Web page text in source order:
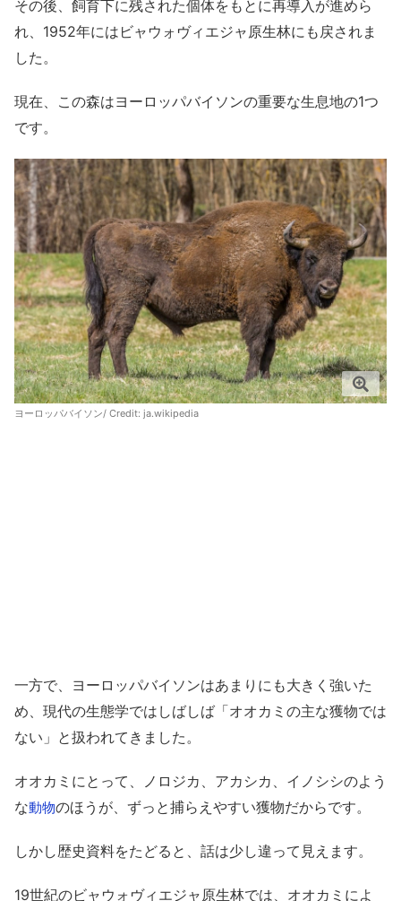
その後、飼育下に残された個体をもとに再導入が進めら
れ、1952年にはビャウォヴィエジャ原生林にも戻されま
した。
現在、この森はヨーロッパバイソンの重要な生息地の1つ
です。
ヨーロッパバイソン/ Credit: ja.wikipedia
一方で、ヨーロッパバイソンはあまりにも大きく強いた
め、現代の生態学ではしばしば「オオカミの主な獲物では
ない」と扱われてきました。
オオカミにとって、ノロジカ、アカシカ、イノシシのよう
な動物のほうが、ずっと捕らえやすい獲物だからです。
しかし歴史資料をたどると、話は少し違って見えます。
19世紀のビャウォヴィエジャ原生林では、オオカミによ